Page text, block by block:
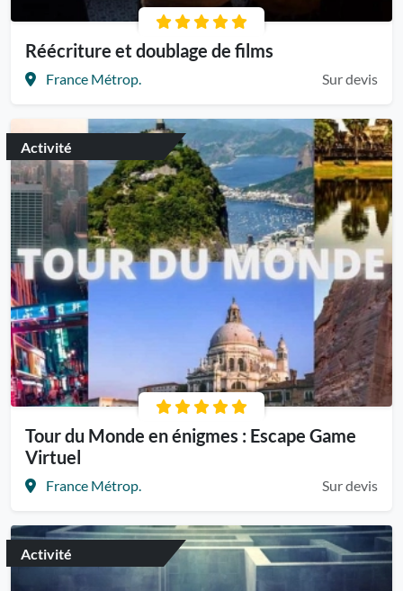
Réécriture et doublage de films
France Métrop. Sur devis
Activité
Tour du Monde en énigmes : Escape Game
Virtuel
France Métrop. Sur devis
Activité